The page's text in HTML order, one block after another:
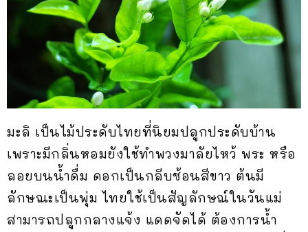
มะลิ เป็นไม้ประดับไทยที่นิยมปลูกประดับบ้าน
เพราะมีกลิ่นหอมยังใช้ทำพวงมาลัยไหว้ พระ หรือ
ลอยบนน้ำดื่ม ดอกเป็นกลีบซ้อนสีขาว ต้นมี
ลักษณะเป็นพุ่ม ไทยใช้เป็นสัญลักษณ์ในวันแม่
สามารถปลูกกลางแจ้ง แดดจัดได้ ต้องการน้ำ